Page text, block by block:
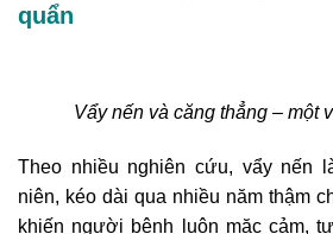
quẩn
Vẩy nến và căng thẳng – một
Theo nhiều nghiên cứu, vẩy nến
niên, kéo dài qua nhiều năm thậm
khiến người bệnh luôn mặc cảm,